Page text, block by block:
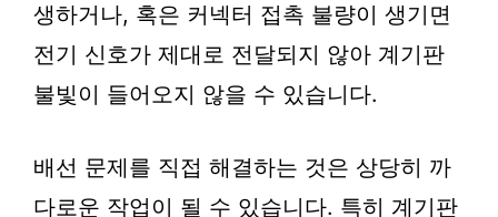
생하거나, 혹은 커넥터 접촉 불량이 생기면
전기 신호가 제대로 전달되지 않아 계기판
불빛이 들어오지 않을 수 있습니다.
배선 문제를 직접 해결하는 것은 상당히 까
다로운 작업이 될 수 있습니다. 특히 계기판